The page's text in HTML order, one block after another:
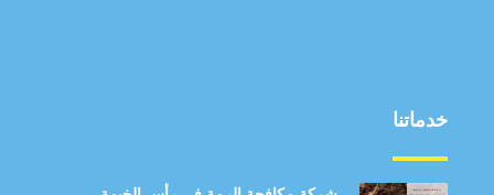
خدماتنا